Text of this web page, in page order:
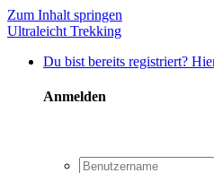
Zum Inhalt springen
Ultraleicht Trekking
Du bist bereits registriert?
Anmelden